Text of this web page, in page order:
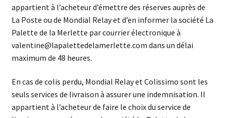
appartient à l’acheteur d’émettre des réserves auprès de
La Poste ou de Mondial Relay et d’en informer la société La
Palette de la Merlette par courrier électronique à
valentine@lapalettedelamerlette.com dans un délai
maximum de 48 heures.
En cas de colis perdu, Mondial Relay et Colissimo sont les
seuls services de livraison à assurer une indemnisation. Il
appartient à l’acheteur de faire le choix du service de